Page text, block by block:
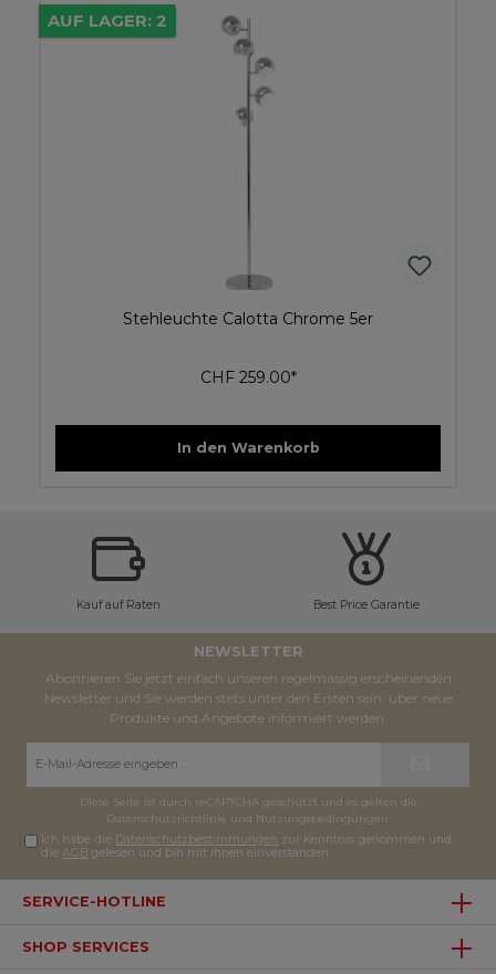
AUF LAGER: 2
Stehleuchte Calotta Chrome 5er
CHF 259.00*
In den Warenkorb
Kauf auf Raten Best Price Garantie
NEWSLETTER
Abonnieren Sie jetzt einfach unseren regelmässig erscheinenden
Newsletter und Sie werden stets unter den Ersten sein, über neue
Produkte und Angebote informiert werden.
Diese Seite ist durch reCAPTCHA geschützt und es gelten die
Datenschutzrichtlinie und Nutzungsbedingungen
Ich habe die Datenschutzbestimmungen zur Kenntnis genommen und
dieAGB gelesen und bin mit ihnen einverstanden.
SERVICE-HOTLINE
SHOP SERVICES